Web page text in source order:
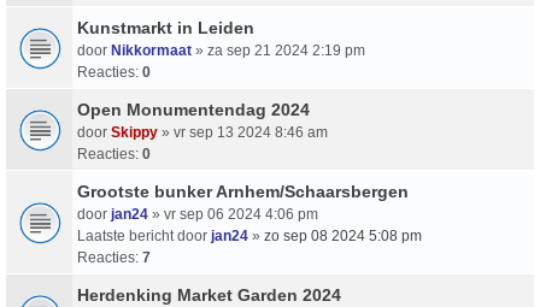
Kunstmarkt in Leiden
door Nikkormaat » za sep 21 2024 2:19 pm
Reacties: 0
Open Monumentendag 2024
door Skippy » vr sep 13 2024 8:46 am
Reacties: 0
Grootste bunker Arnhem/Schaarsbergen
door jan24 » vr sep 06 2024 4:06 pm
Laatste bericht door jan24 » zo sep 08 2024 5:08 pm
Reacties: 7
Herdenking Market Garden 2024